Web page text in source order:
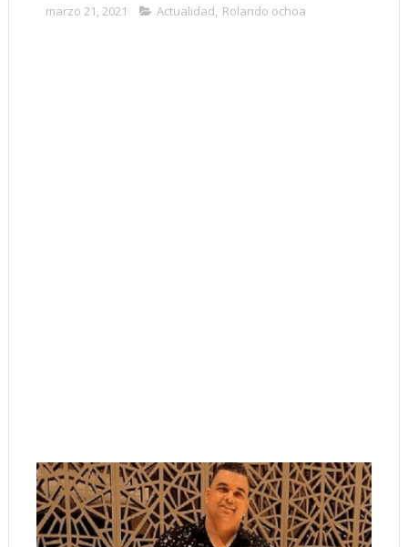
marzo 21, 2021 Actualidad, Rolando ochoa